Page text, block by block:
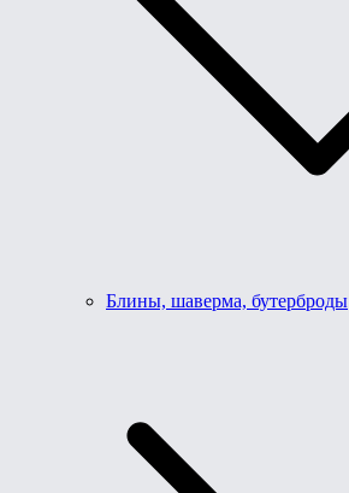
Блины, шаверма, бутерброды